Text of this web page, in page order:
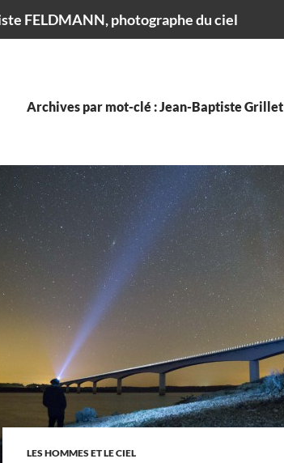
FELDMANN, photographe du ciel
Archives par mot-clé : Jean-Baptiste Grillet
LES HOMMES ET LE CIEL